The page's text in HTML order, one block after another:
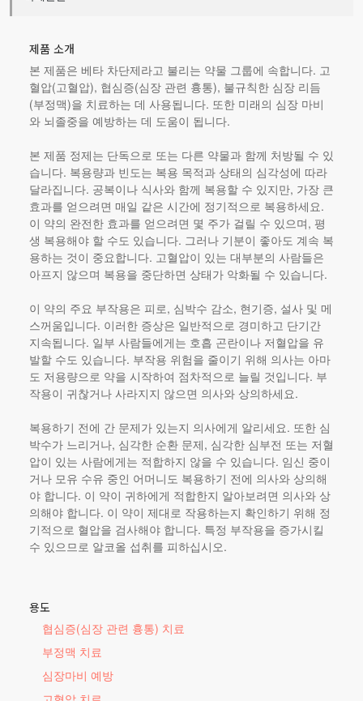
제품 소개
본 제품은 베타 차단제라고 불리는 약물 그룹에 속합니다. 고
혈압(고혈압), 협심증(심장 관련 흉통), 불규칙한 심장 리듬
(부정맥)을 치료하는 데 사용됩니다. 또한 미래의 심장 마비
와 뇌졸중을 예방하는 데 도움이 됩니다.
본 제품 정제는 단독으로 또는 다른 약물과 함께 처방될 수 있
습니다. 복용량과 빈도는 복용 목적과 상태의 심각성에 따라
달라집니다. 공복이나 식사와 함께 복용할 수 있지만, 가장 큰
효과를 얻으려면 매일 같은 시간에 정기적으로 복용하세요.
이 약의 완전한 효과를 얻으려면 몇 주가 걸릴 수 있으며, 평
생 복용해야 할 수도 있습니다. 그러나 기분이 좋아도 계속 복
용하는 것이 중요합니다. 고혈압이 있는 대부분의 사람들은
아프지 않으며 복용을 중단하면 상태가 악화될 수 있습니다.
이 약의 주요 부작용은 피로, 심박수 감소, 현기증, 설사 및 메
스꺼움입니다. 이러한 증상은 일반적으로 경미하고 단기간
지속됩니다. 일부 사람들에게는 호흡 곤란이나 저혈압을 유
발할 수도 있습니다. 부작용 위험을 줄이기 위해 의사는 아마
도 저용량으로 약을 시작하여 점차적으로 늘릴 것입니다. 부
작용이 귀찮거나 사라지지 않으면 의사와 상의하세요.
복용하기 전에 간 문제가 있는지 의사에게 알리세요. 또한 심
박수가 느리거나, 심각한 순환 문제, 심각한 심부전 또는 저혈
압이 있는 사람에게는 적합하지 않을 수 있습니다. 임신 중이
거나 모유 수유 중인 어머니도 복용하기 전에 의사와 상의해
야 합니다. 이 약이 귀하에게 적합한지 알아보려면 의사와 상
의해야 합니다. 이 약이 제대로 작용하는지 확인하기 위해 정
기적으로 혈압을 검사해야 합니다. 특정 부작용을 증가시킬
수 있으므로 알코올 섭취를 피하십시오.
용도
협심증(심장 관련 흉통) 치료
부정맥 치료
심장마비 예방